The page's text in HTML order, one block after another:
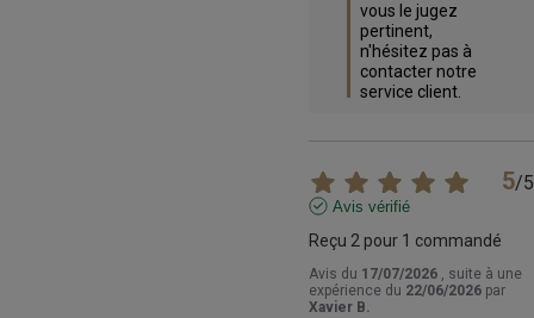
vous le jugez
pertinent,
n'hésitez pas à
contacter notre
service client.
5/5
Avis vérifié
Reçu 2 pour 1 commandé
Avis du 17/07/2026 , suite à une
expérience du 22/06/2026 par
Xavier B.